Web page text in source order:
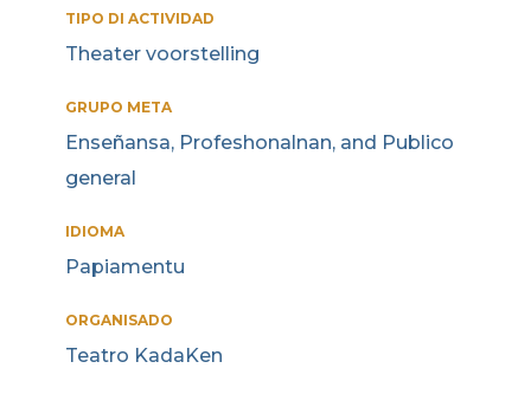
TIPO DI ACTIVIDAD
Theater voorstelling
GRUPO META
Enseñansa, Profeshonalnan, and Publico
general
IDIOMA
Papiamentu
ORGANISADO
Teatro KadaKen